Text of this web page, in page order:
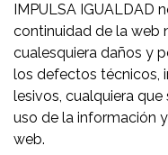
IMPULSA IGUALDAD
continuidad de la web
cualesquiera daños y
los defectos técnicos,
lesivos, cualquiera
uso de la información
web.